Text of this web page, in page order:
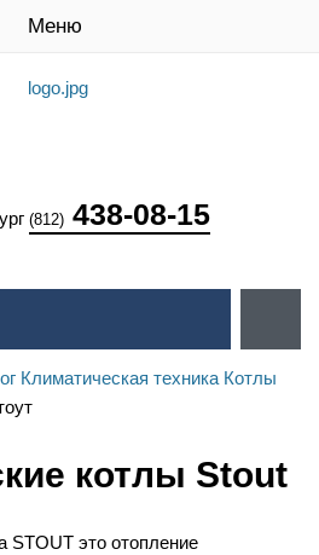
Меню
(812) 438-08-15
Климатическая техника Котлы
котлы Stout
STOUT это отопление